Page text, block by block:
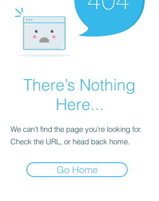
There’s Nothing
Here...
We can’t find the page you’re looking for.
Check the URL, or head back home.
Go Home